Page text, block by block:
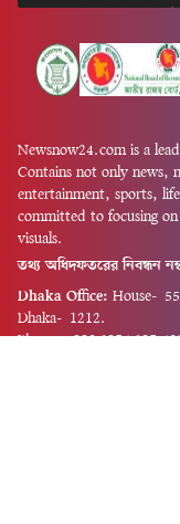
Newsnow24.com is a
Contains not only news,
entertainment, sports,
committed to focusing
visuals.
তথ্য অধিদফতরের নিবন্ধন
Dhaka Office: House-
Dhaka-1212.
Phone: +880 1856 195